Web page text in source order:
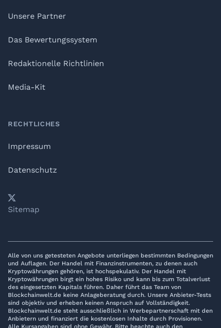
Unsere Partner
Das Bewertungssystem
Redaktionelle Richtlinien
Media-Kit
RECHTLICHES
Impressum
Datenschutz
YouTube
𝕏LinkedIn
Telegram
Sitemap
Alle von uns getesteten Angebote unterliegen bestimmten Bedingungen
und Auflagen. Der Handel mit Finanzinstrumenten, zu denen auch
Kryptowährungen gehören, ist hochspekulativ. Der Handel mit
Kryptowährungen birgt ein hohes Risiko und kann bis zum Totalverlust
des eingesetzten Kapitals führen. Daher führt das Team von
Blockchainwelt.de keine Anlageberatung durch. Unsere Anbieter-Tests
sind objektiv und erheben keinen Anspruch auf Vollständigkeit.
Blockchainwelt.de steht ausschließlich in Werbepartnerschaft mit den
Anbietern und finanziert die kostenlosen Inhalte durch Provisionen.
Alle Kursangaben sind ohne Gewähr. Bitte beachte auch den